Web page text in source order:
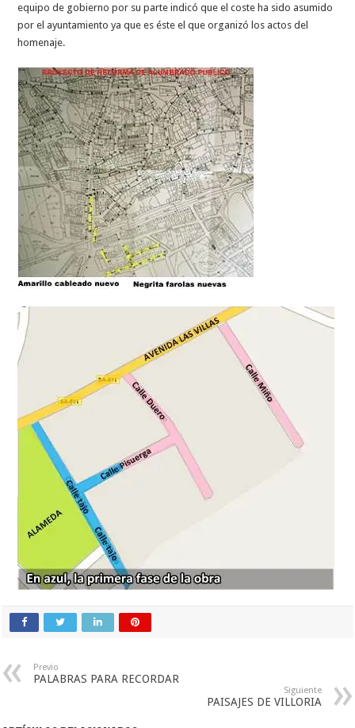
equipo de gobierno por su parte indicó que el coste ha sido asumido
por el ayuntamiento ya que es éste el que organizó los actos del
homenaje.
Previo
PALABRAS PARA RECORDAR
Siguiente
PAISAJES DE VILLORIA